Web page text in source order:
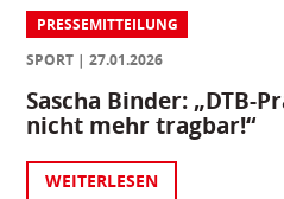
PRESSEMITTEILUNG
SPORT
27.01.2026
Sascha Binder: „DTB-
nicht mehr tragbar!“
WEITERLESEN